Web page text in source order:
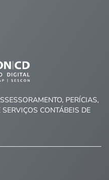
PERÍCIAS,
CONTÁBEIS DE